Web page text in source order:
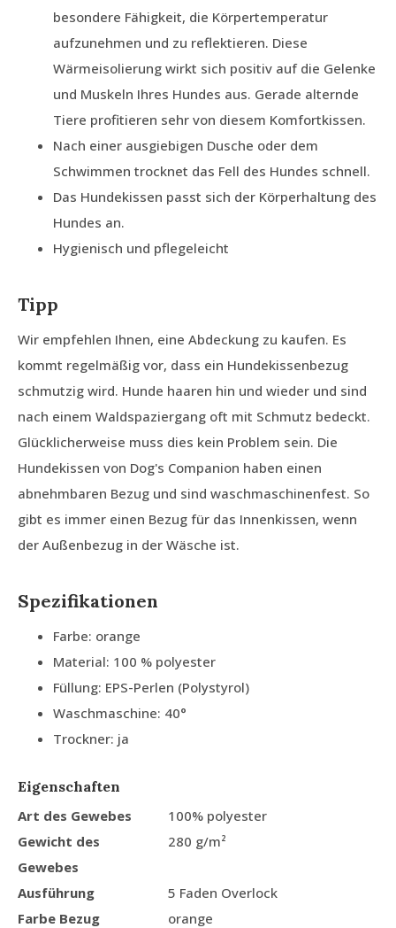
besondere Fähigkeit, die Körpertemperatur
aufzunehmen und zu reflektieren. Diese
Wärmeisolierung wirkt sich positiv auf die Gelenke
und Muskeln Ihres Hundes aus. Gerade alternde
Tiere profitieren sehr von diesem Komfortkissen.
Nach einer ausgiebigen Dusche oder dem
Schwimmen trocknet das Fell des Hundes schnell.
Das Hundekissen passt sich der Körperhaltung des
Hundes an.
Hygienisch und pflegeleicht
Tipp
Wir empfehlen Ihnen, eine Abdeckung zu kaufen. Es
kommt regelmäßig vor, dass ein Hundekissenbezug
schmutzig wird. Hunde haaren hin und wieder und sind
nach einem Waldspaziergang oft mit Schmutz bedeckt.
Glücklicherweise muss dies kein Problem sein. Die
Hundekissen von Dog's Companion haben einen
abnehmbaren Bezug und sind waschmaschinenfest. So
gibt es immer einen Bezug für das Innenkissen, wenn
der Außenbezug in der Wäsche ist.
Spezifikationen
Farbe: orange
Material: 100 % polyester
Füllung: EPS-Perlen (Polystyrol)
Waschmaschine: 40°
Trockner: ja
Eigenschaften
Art des Gewebes
100% polyester
Gewicht des
Gewebes
280 g/m²
Ausführung
5 Faden Overlock
Farbe Bezug
orange